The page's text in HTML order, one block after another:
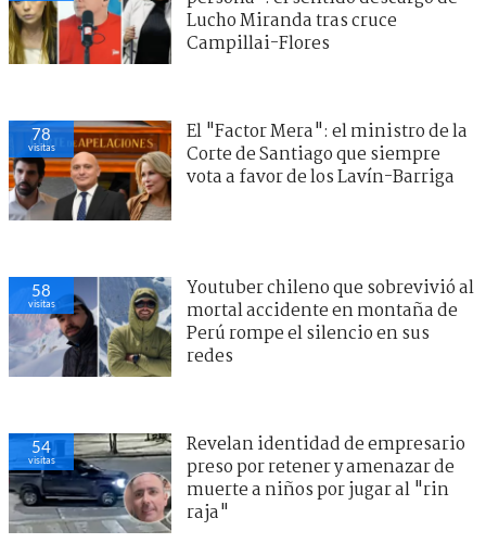
Lucho Miranda tras cruce
Campillai-Flores
78
visitas
El "Factor Mera": el ministro de la
Corte de Santiago que siempre
vota a favor de los Lavín-Barriga
58
visitas
Youtuber chileno que sobrevivió al
mortal accidente en montaña de
Perú rompe el silencio en sus
redes
54
visitas
Revelan identidad de empresario
preso por retener y amenazar de
muerte a niños por jugar al "rin
raja"